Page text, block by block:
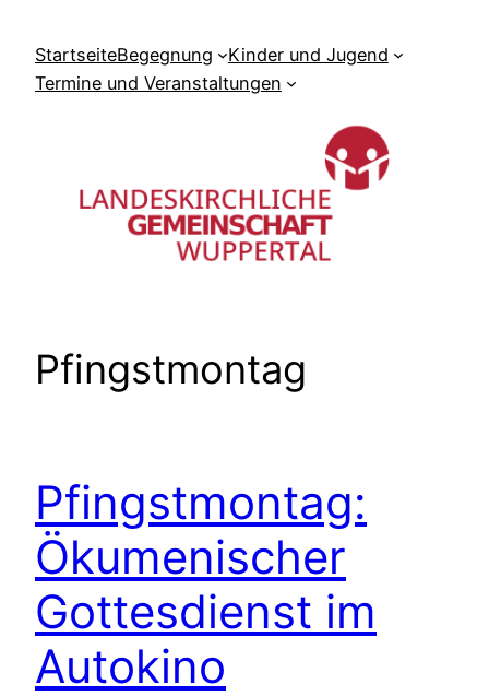
Inhalt
springen
StartseiteBegegnung
Kinder und Jugend
Termine und Veranstaltungen
Pfingstmontag
Pfingstmontag:
Ökumenischer
Gottesdienst im
Autokino